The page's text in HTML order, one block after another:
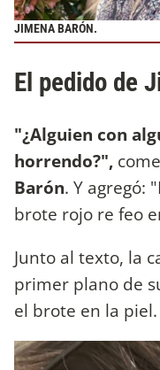
JIMENA BARÓN.
El pedido de
"¿Alguien con
horrendo?",
Barón. Y agregó:
brote rojo re feo
Junto al texto, la
primer plano de
el brote en la piel.